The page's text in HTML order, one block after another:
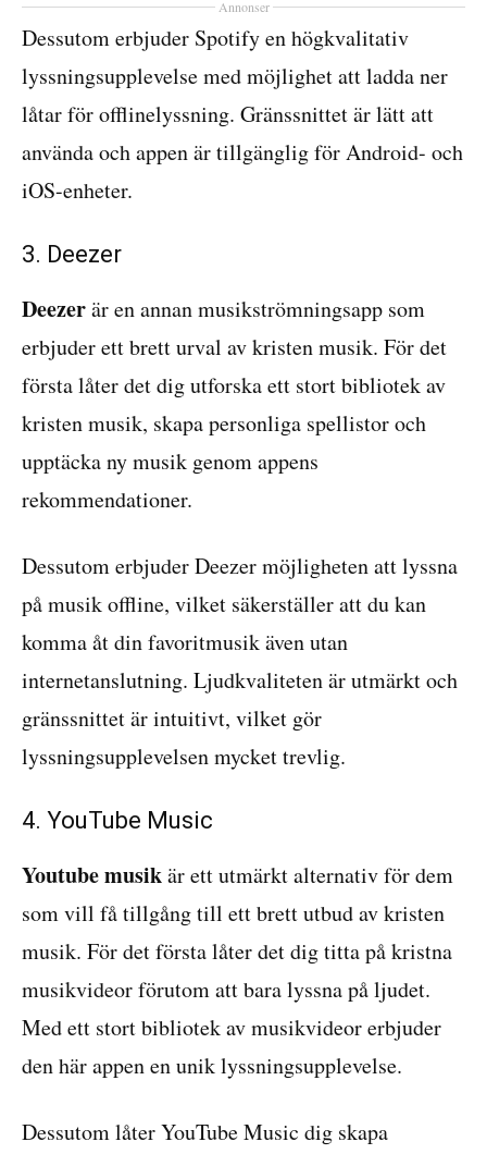
Annonser
Dessutom erbjuder Spotify en högkvalitativ
lyssningsupplevelse med möjlighet att ladda ner
låtar för offlinelyssning. Gränssnittet är lätt att
använda och appen är tillgänglig för Android- och
iOS-enheter.
3. Deezer
Deezerär en annan musikströmningsapp som
erbjuder ett brett urval av kristen musik. För det
första låter det dig utforska ett stort bibliotek av
kristen musik, skapa personliga spellistor och
upptäcka ny musik genom appens
rekommendationer.
Dessutom erbjuder Deezer möjligheten att lyssna
på musik offline, vilket säkerställer att du kan
komma åt din favoritmusik även utan
internetanslutning. Ljudkvaliteten är utmärkt och
gränssnittet är intuitivt, vilket gör
lyssningsupplevelsen mycket trevlig.
4. YouTube Music
Youtube musikär ett utmärkt alternativ för dem
som vill få tillgång till ett brett utbud av kristen
musik. För det första låter det dig titta på kristna
musikvideor förutom att bara lyssna på ljudet.
Med ett stort bibliotek av musikvideor erbjuder
den här appen en unik lyssningsupplevelse.
Dessutom låter YouTube Music dig skapa